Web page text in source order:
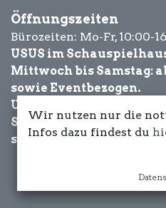
Öffnungszeiten
Bürozeiten: Mo-Fr, 10:00-
USUS im
Mittwoch bis Samstag:
sowie Eventbezogen.
USUS am Wasser:
Schönwetter-
sowie Eventbezogen.
Wir nutzen nur die
Infos dazu findest du